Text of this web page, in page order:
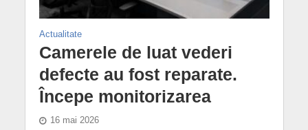
Actualitate
Camerele de luat vederi
defecte au fost reparate.
Începe monitorizarea
16 mai 2026